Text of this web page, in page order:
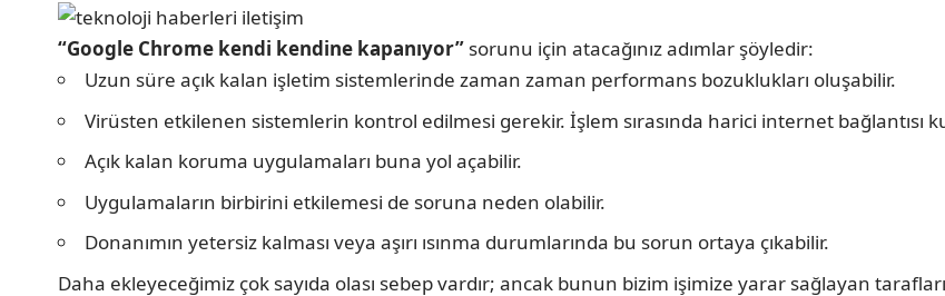
“Google Chrome kendi kendine kapanıyor” sorunu için atacağınız adımlar şöyledir:
Uzun süre açık kalan işletim sistemlerinde zaman zaman performans bozuklukları oluşabilir.
Virüsten etkilenen sistemlerin kontrol edilmesi gerekir. İşlem sırasında harici internet bağlantısı
Açık kalan koruma uygulamaları buna yol açabilir.
Uygulamaların birbirini etkilemesi de soruna neden olabilir.
Donanımın yetersiz kalması veya aşırı ısınma durumlarında bu sorun ortaya çıkabilir.
Daha ekleyeceğimiz çok sayıda olası sebep vardır; ancak bunun bizim işimize yarar sağlayan